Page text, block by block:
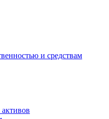
и средствам